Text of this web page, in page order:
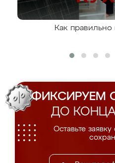
Как
ФИКСИРУЕМ
ДО КОНЦА
Оставьте